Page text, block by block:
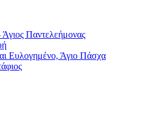
Παντελεήμονας
Ευλογημένο, Άγιο Πάσχα